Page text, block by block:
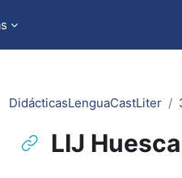
DidácticasLenguaCastLiter
LIJ Huesca